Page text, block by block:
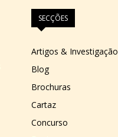
SECÇÕES
Artigos & Investigação
Blog
Brochuras
Cartaz
Concurso